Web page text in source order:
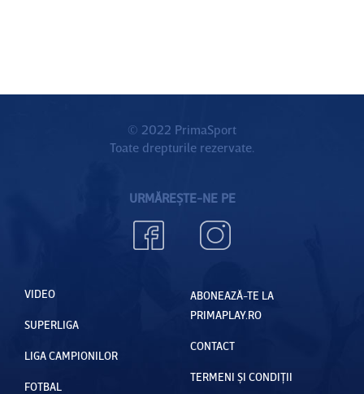
© 2022 PrimaSport
Toate drepturile rezervate.
URMĂREȘTE-NE PE
VIDEO
SUPERLIGA
LIGA CAMPIONILOR
FOTBAL
ABONEAZĂ-TE LA
PRIMAPLAY.RO
CONTACT
TERMENI ȘI CONDIȚII